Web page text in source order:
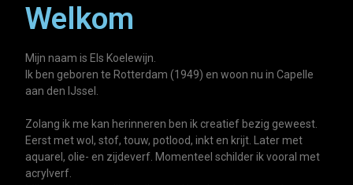
Welkom
Mijn naam is Els Koelewijn.
Ik ben geboren te Rotterdam(1949) enwoon nu in Capelle
aan den IJssel.
Zolang ik me kan herinneren ben ik creatief bezig geweest.
Eerst met wol, stof, touw, potlood, inkt en krijt. Later met
aquarel, olie- en zijdeverf. Momenteel schilder ik vooral met
acrylverf.